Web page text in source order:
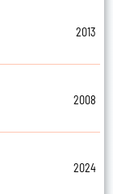
2013
2008
2024